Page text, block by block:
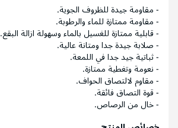
- مقاومة جيدة للظروف الجوية.
- مقاومة ممتازة للماء والرطوبة.
- قابلية ممتازة للغسيل بالماء وسهولة ازالة البقع.
- صلابة جيدة جدا ومتانة عالية.
- ثباتية جيد جدا في اللمعة.
- نعومة وتغطية ممتازة.
- مقاوم لالتصاق الحواف.
- قوة التصاق فائقة.
- خال من الرصاص.